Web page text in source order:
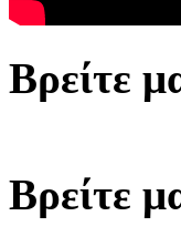
Βρείτε
Βρείτε